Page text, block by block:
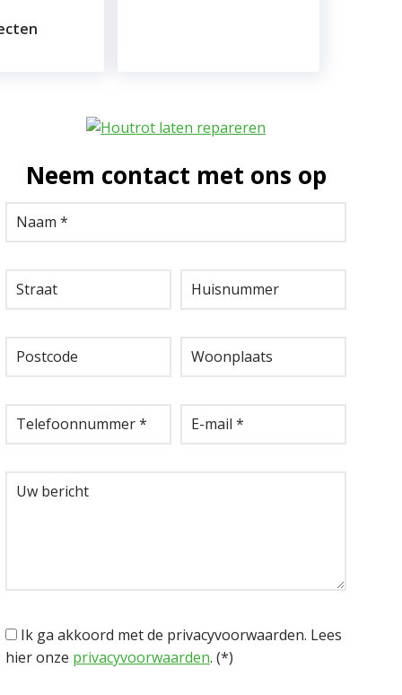
Neem contact met ons op
Ik ga akkoord met de privacyvoorwaarden. Lees
hier onze privacyvoorwaarden. (*)